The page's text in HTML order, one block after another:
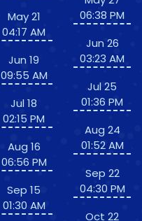
May 21
04:17 AM
Jun 19
09:55 AM
Jul 18
02:15 PM
Aug 16
06:56 PM
Sep 15
01:30 AM
06:38 PM
Jun 26
03:23 AM
Jul 25
01:36 PM
Aug 24
01:52 AM
Sep 22
04:30 PM
Oct 22